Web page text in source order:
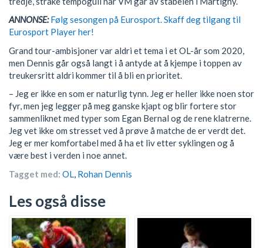
ANNONSE: Følg sesongen på Eurosport. Skaff deg tilgang til
Eurosport Player her!
Grand tour-ambisjoner var aldri et tema i et OL-år som 2020,
men Dennis går også langt i å antyde at å kjempe i toppen av
treukersritt aldri kommer til å bli en prioritet.
– Jeg er ikke en som er naturlig tynn. Jeg er heller ikke noen stor
fyr, men jeg legger på meg ganske kjapt og blir fortere stor
sammenliknet med typer som Egan Bernal og de rene klatrerne.
Jeg vet ikke om stresset ved å prøve å matche de er verdt det.
Jeg er mer komfortabel med å ha et liv etter syklingen og å
være best i verden i noe annet.
Tagget med: OL, Rohan Dennis
Les også disse